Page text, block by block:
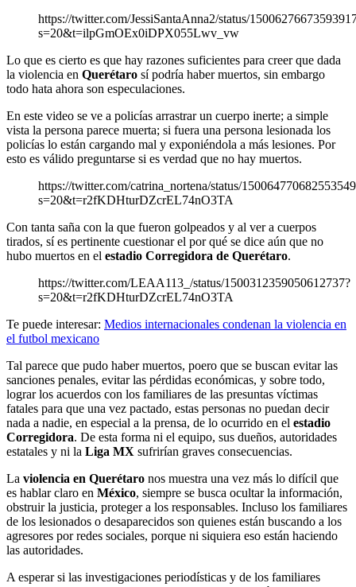
https://twitter.com/JessiSantaAnna2/status/
s=20&t=ilpGmOEx0iDPX055Lwv_vw
Lo que es cierto es que hay razones suficientes para creer que dada
la violencia en Querétaro sí podría haber muertos, sin embargo
todo hata ahora son especulaciones.
En este video se ve a policías arrastrar un cuerpo inerte; a simple
vista la persona parece muerta; si fuera una persona lesionada los
policías lo están cargando mal y exponiéndola a más lesiones. Por
esto es válido preguntarse si es verdad que no hay muertos.
https://twitter.com/catrina_nortena/status/
s=20&t=r2fKDHturDZcrEL74nO3TA
Con tanta saña con la que fueron golpeados y al ver a cuerpos
tirados, sí es pertinente cuestionar el por qué se dice aún que no
hubo muertos en el estadio Corregidora de Querétaro.
https://twitter.com/LEAA113_/status/1500312359050612737?
s=20&t=r2fKDHturDZcrEL74nO3TA
Te puede interesar: Medios internacionales condenan la violencia en
el futbol mexicano
Tal parece que pudo haber muertos, poero que se buscan evitar las
sanciones penales, evitar las pérdidas económicas, y sobre todo,
lograr los acuerdos con los familiares de las presuntas víctimas
fatales para que una vez pactado, estas personas no puedan decir
nada a nadie, en especial a la prensa, de lo ocurrido en el estadio
Corregidora. De esta forma ni el equipo, sus dueños, autoridades
estatales y ni la Liga MX sufrirían graves consecuencias.
La violencia en Querétaro nos muestra una vez más lo difícil que
es hablar claro en México, siempre se busca ocultar la información,
obstruir la justicia, proteger a los responsables. Incluso los familiares
de los lesionados o desaparecidos son quienes están buscando a los
agresores por redes sociales, porque ni siquiera eso están haciendo
las autoridades.
A esperar si las investigaciones periodísticas y de los familiares